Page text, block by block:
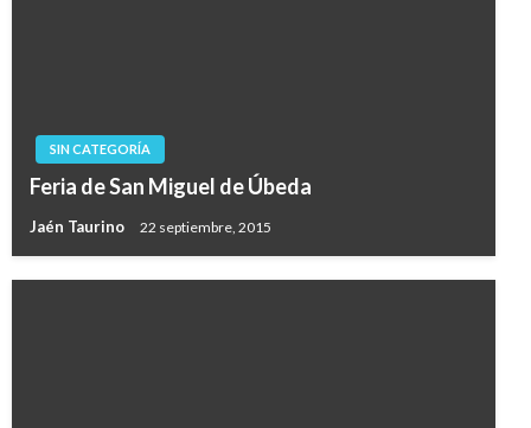
SIN CATEGORÍA
Feria de San Miguel de Úbeda
Jaén Taurino 22 septiembre, 2015